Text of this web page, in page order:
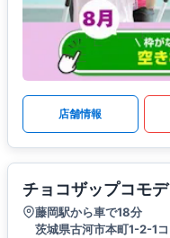
店舗情報
チョコザップコモ
藤岡駅から車で18分
茨城県古河市本町1-2-1